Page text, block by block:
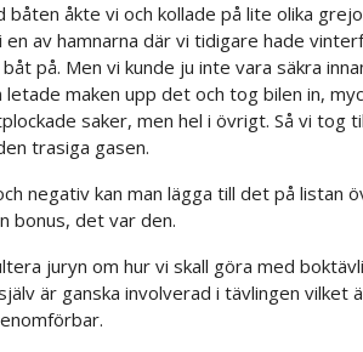
åkte vi och kollade på lite olika
en av hamnarna där vi tidigare hade
på. Men vi kunde ju inte vara säkra
letade maken upp det och tog bilen in,
saker, men hel i övrigt. Så vi tog
trasiga gasen.
negativ kan man lägga till det på listan
bonus, det var den.
juryn om hur vi skall göra med
är ganska involverad i tävlingen vilket